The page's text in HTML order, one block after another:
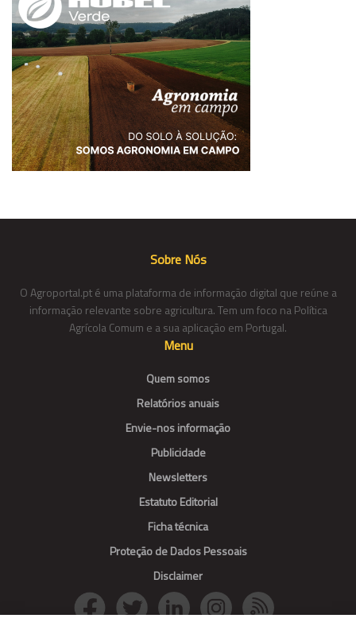
Sobre Nós
O Agroportal.pt é uma plataforma de informação digital que reúne a
informação relevante sobre agricultura. Tem um foco na Política
Agrícola Comum e a sua aplicação em Portugal.
Menu
Quem somos
Relatórios anuais
Envie-nos informação
Publicidade
Newsletters
Estatuto Editorial
Ficha técnica
Proteção de Dados Pessoais
Disclaimer